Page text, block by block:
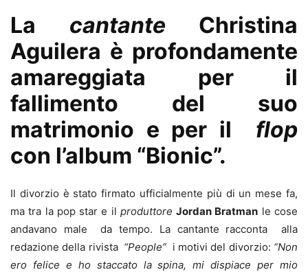
La cantante
Christina
Aguilera è profondamente
amareggiata per il
fallimento del suo
matrimonio e per il flop
con l’album “Bionic”.
Il divorzio è stato firmato ufficialmente più di un mese fa,
ma tra la pop star e il produttore Jordan Bratman le cose
andavano male da tempo. La cantante racconta alla
redazione della rivista “People” i motivi del divorzio: “Non
ero felice e ho staccato la spina, mi dispiace per mio